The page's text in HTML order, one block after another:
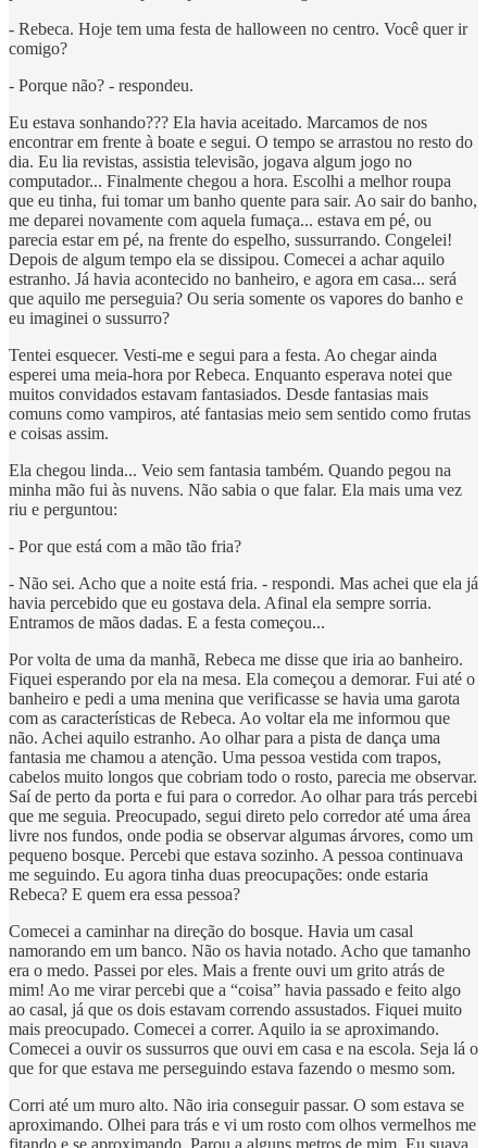
- Rebeca. Hoje tem uma festa de halloween no centro. Você quer ir
comigo?
- Porque não? - respondeu.
Eu estava sonhando??? Ela havia aceitado. Marcamos de nos
encontrar em frente à boate e segui. O tempo se arrastou no resto do
dia. Eu lia revistas, assistia televisão, jogava algum jogo no
computador... Finalmente chegou a hora. Escolhi a melhor roupa
que eu tinha, fui tomar um banho quente para sair. Ao sair do banho,
me deparei novamente com aquela fumaça... estava em pé, ou
parecia estar em pé, na frente do espelho, sussurrando. Congelei!
Depois de algum tempo ela se dissipou. Comecei a achar aquilo
estranho. Já havia acontecido no banheiro, e agora em casa... será
que aquilo me perseguia? Ou seria somente os vapores do banho e
eu imaginei o sussurro?
Tentei esquecer. Vesti-me e segui para a festa. Ao chegar ainda
esperei uma meia-hora por Rebeca. Enquanto esperava notei que
muitos convidados estavam fantasiados. Desde fantasias mais
comuns como vampiros, até fantasias meio sem sentido como frutas
e coisas assim.
Ela chegou linda... Veio sem fantasia também. Quando pegou na
minha mão fui às nuvens. Não sabia o que falar. Ela mais uma vez
riu e perguntou:
- Por que está com a mão tão fria?
- Não sei. Acho que a noite está fria. - respondi. Mas achei que ela já
havia percebido que eu gostava dela. Afinal ela sempre sorria.
Entramos de mãos dadas. E a festa começou...
Por volta de uma da manhã, Rebeca me disse que iria ao banheiro.
Fiquei esperando por ela na mesa. Ela começou a demorar. Fui até o
banheiro e pedi a uma menina que verificasse se havia uma garota
com as características de Rebeca. Ao voltar ela me informou que
não. Achei aquilo estranho. Ao olhar para a pista de dança uma
fantasia me chamou a atenção. Uma pessoa vestida com trapos,
cabelos muito longos que cobriam todo o rosto, parecia me observar.
Saí de perto da porta e fui para o corredor. Ao olhar para trás percebi
que me seguia. Preocupado, segui direto pelo corredor até uma área
livre nos fundos, onde podia se observar algumas árvores, como um
pequeno bosque. Percebi que estava sozinho. A pessoa continuava
me seguindo. Eu agora tinha duas preocupações: onde estaria
Rebeca? E quem era essa pessoa?
Comecei a caminhar na direção do bosque. Havia um casal
namorando em um banco. Não os havia notado. Acho que tamanho
era o medo. Passei por eles. Mais a frente ouvi um grito atrás de
mim! Ao me virar percebi que a “coisa” havia passado e feito algo
ao casal, já que os dois estavam correndo assustados. Fiquei muito
mais preocupado. Comecei a correr. Aquilo ia se aproximando.
Comecei a ouvir os sussurros que ouvi em casa e na escola. Seja lá o
que for que estava me perseguindo estava fazendo o mesmo som.
Corri até um muro alto. Não iria conseguir passar. O som estava se
aproximando. Olhei para trás e vi um rosto com olhos vermelhos me
fitando e se aproximando. Parou a alguns metros de mim. Eu suava